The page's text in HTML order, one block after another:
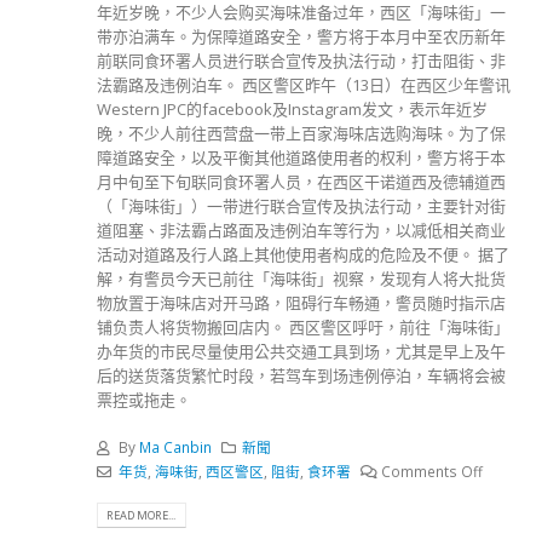
年近岁晚，不少人会购买海味准备过年，西区「海味街」一
带亦泊满车。为保障道路安全，警方将于本月中至农历新年
前联同食环署人员进行联合宣传及执法行动，打击阻街、非
法霸路及违例泊车。 西区警区昨午（13日）在西区少年警讯
Western JPC的facebook及Instagram发文，表示年近岁
晚，不少人前往西营盘一带上百家海味店选购海味。为了保
障道路安全，以及平衡其他道路使用者的权利，警方将于本
月中旬至下旬联同食环署人员，在西区干诺道西及德辅道西
（「海味街」）一带进行联合宣传及执法行动，主要针对街
道阻塞、非法霸占路面及违例泊车等行为，以减低相关商业
活动对道路及行人路上其他使用者构成的危险及不便。 据了
解，有警员今天已前往「海味街」视察，发现有人将大批货
物放置于海味店对开马路，阻碍行车畅通，警员随时指示店
铺负责人将货物搬回店内。 ⁡西区警区呼吁，前往「海味街」
办年货的市民尽量使用公共交通工具到场，尤其是早上及午
后的送货落货繁忙时段，若驾车到场违例停泊，车辆将会被
票控或拖走。
By Ma Canbin
新聞
年货 海味街, 西区警区 阻街, 食环署 Comments Off
READ MORE...